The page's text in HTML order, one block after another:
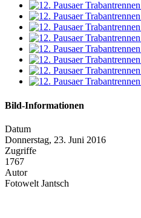
Bild-Informationen
Datum
Donnerstag, 23. Juni 2016
Zugriffe
1767
Autor
Fotowelt Jantsch